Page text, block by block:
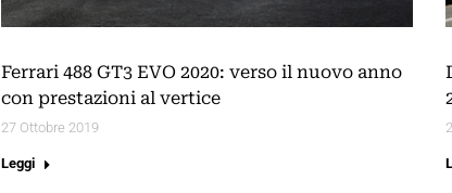
Ferrari 488 GT3 EVO 2020: verso il nuovo anno
con prestazioni al vertice
27 Ottobre 2019
Leggi